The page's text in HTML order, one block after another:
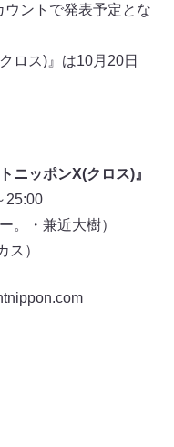
ントで発表予定とな
ロス)』は10月20日
ニッポンX(クロス)』
25:00
。・兼近大樹）
ス）